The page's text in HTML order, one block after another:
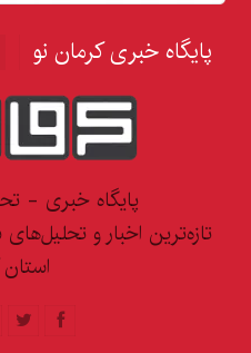
پایگاه خبری کرمان نو
پایگاه خبری -
تازه‌ترین اخبار و